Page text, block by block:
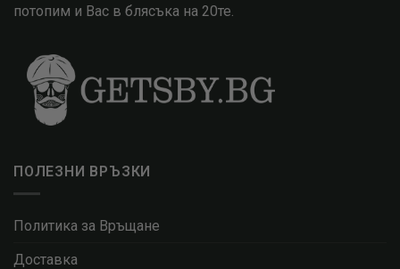
потопим и Вас в блясъка на 20те.
ПОЛЕЗНИ ВРЪЗКИ
Политика за Връщане
Доставка